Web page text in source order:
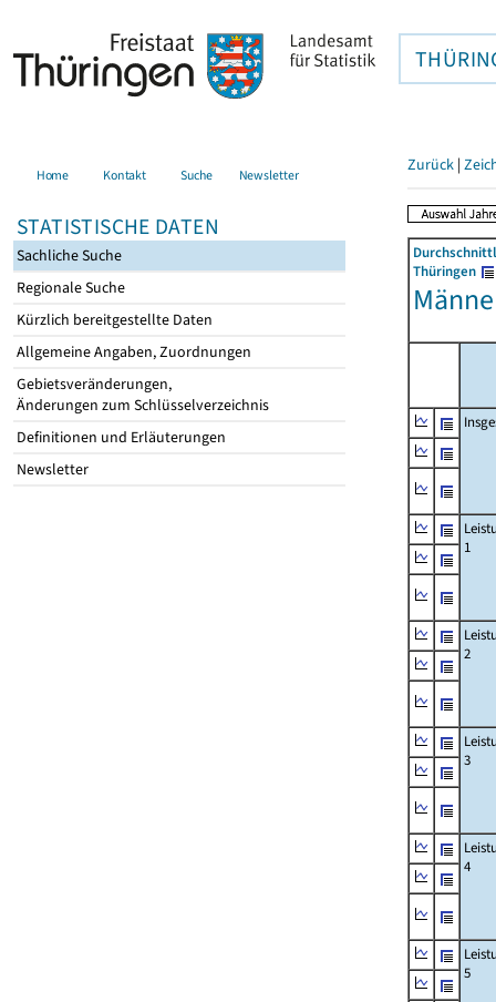
Home Kontakt Suche Newsletter
STATISTISCHE DATEN
Sachliche Suche
Regionale Suche
Kürzlich bereitgestellte Daten
Allgemeine Angaben, Zuordnungen
Gebietsveränderungen,
Änderungen zum Schlüsselverzeichnis
Definitionen und Erläuterungen
Newsletter
Zurück |
Thüringen
1
2
3
4
5